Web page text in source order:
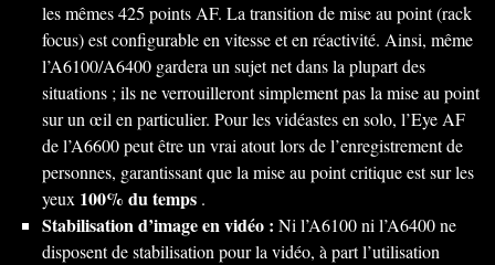
les mêmes 425 points AF. La transition de mise au point (rack
focus) est configurable en vitesse et en réactivité. Ainsi, même
l’A6100/A6400 gardera un sujet net dans la plupart des
situations ; ils ne verrouilleront simplement pas la mise au point
sur un œil en particulier. Pour les vidéastes en solo, l’Eye AF
de l’A6600 peut être un vrai atout lors de l’enregistrement de
personnes, garantissant que la mise au point critique est sur les
yeux 100% du temps .
Stabilisation d’image en vidéo : Ni l’A6100 ni l’A6400 ne
disposent de stabilisation pour la vidéo, à part l’utilisation